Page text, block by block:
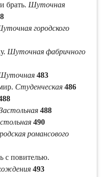
брать. Шуточная
городского
Шуточная фабричного
483
Студенческая 486
488
490
романсового
с повителью.
493